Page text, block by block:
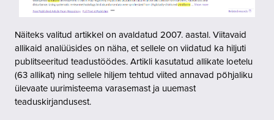
Näiteks valitud artikkel on avaldatud 2007. aastal. Viitavaid
allikaid analüüsides on näha, et sellele on viidatud ka hiljuti
publitseeritud teadustöödes. Artikli kasutatud allikate loetelu
(63 allikat) ning sellele hiljem tehtud viited annavad põhjaliku
ülevaate uurimisteema varasemast ja uuemast
teaduskirjandusest.